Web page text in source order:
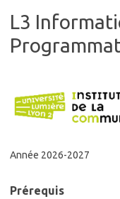
L3
Année 2026-2027
Prérequis